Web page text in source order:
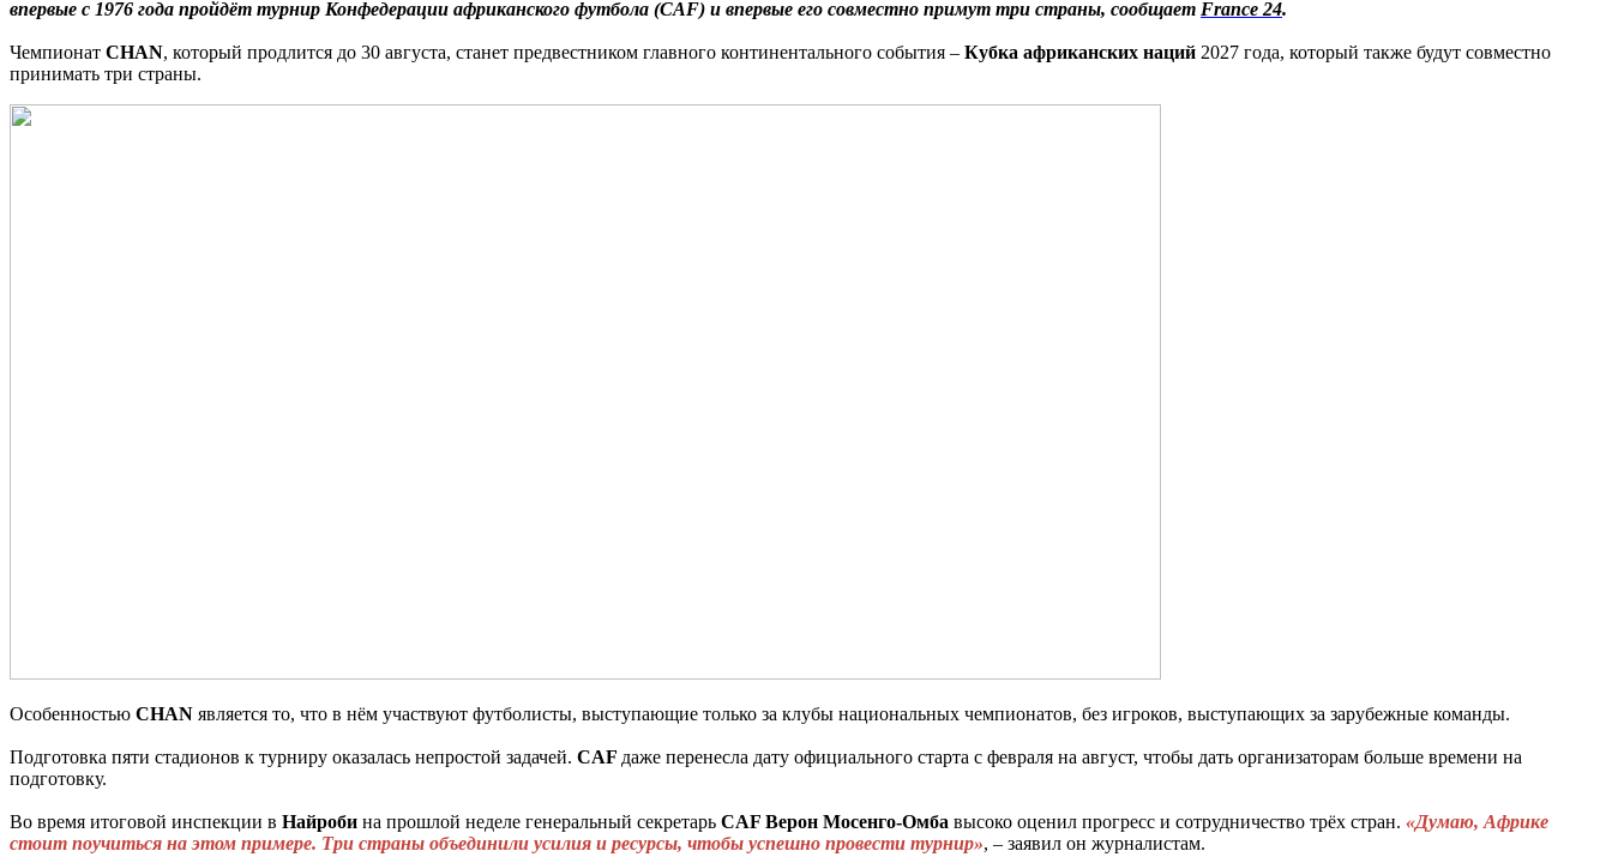
впервые с 1976 года пройдёт турнир Конфедерации африканского футбола (CAF) и впервые его совместно примут три страны, сообщает France 24.
Чемпионат CHAN, который продлится до 30 августа, станет предвестником главного континентального события – Кубка африканских наций 2027 года, который также будут совместно
принимать три страны.
Особенностью CHAN является то, что в нём участвуют футболисты, выступающие только за клубы национальных чемпионатов, без игроков, выступающих за зарубежные команды.
Подготовка пяти стадионов к турниру оказалась непростой задачей. CAF даже перенесла дату официального старта с февраля на август, чтобы дать организаторам больше времени на
подготовку.
Во время итоговой инспекции в Найроби на прошлой неделе генеральный секретарь CAF Верон Мосенго-Омба высоко оценил прогресс и сотрудничество трёх стран. «Думаю, Африке
стоит поучиться на этом примере. Три страны объединили усилия и ресурсы, чтобы успешно провести турнир», – заявил он журналистам.